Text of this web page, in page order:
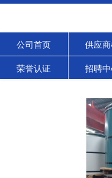
公司首页 供应
荣誉认证 招聘